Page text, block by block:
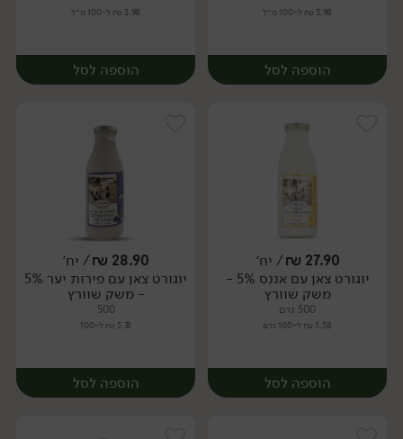
3.98 ₪ ל-100 מ״ל
הוספה לסל
יח׳
3.98 ₪ ל-100 מ״ל
הוספה לסל
יח׳
27.90
₪/ יח׳
יוגורט צאן עם אננס 5% -
משק שוורץ
500 גרם
5.58 ₪ ל-100 גרם
הוספה לסל
28.90
₪/ יח׳
יוגורט צאן עם פירות יער 5%
- משק שוורץ
500
5.78 ₪ ל-100
הוספה לסל